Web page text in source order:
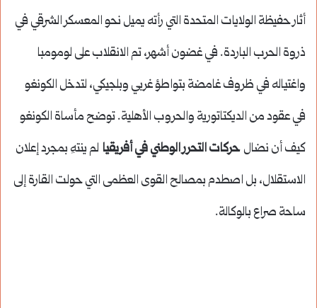
أثار حفيظة الولايات المتحدة التي رأته يميل نحو المعسكر الشرقي في
ذروة الحرب الباردة. في غضون أشهر، تم الانقلاب على لومومبا
واغتياله في ظروف غامضة بتواطؤ غربي وبلجيكي، لتدخل الكونغو
في عقود من الديكتاتورية والحروب الأهلية. توضح مأساة الكونغو
كيف أن نضالحركات التحرر الوطني في أفريقيا لم ينتهِ بمجرد إعلان
الاستقلال، بل اصطدم بمصالح القوى العظمى التي حولت القارة إلى
ساحة صراع بالوكالة.